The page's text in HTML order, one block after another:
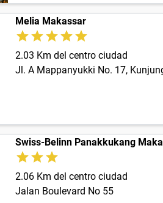
Melia Makassar
2.03 Km del centro ciudad
Jl. A Mappanyukki No. 17,
Swiss-Belinn Panakkukang
2.06 Km del centro ciudad
Jalan Boulevard No 55